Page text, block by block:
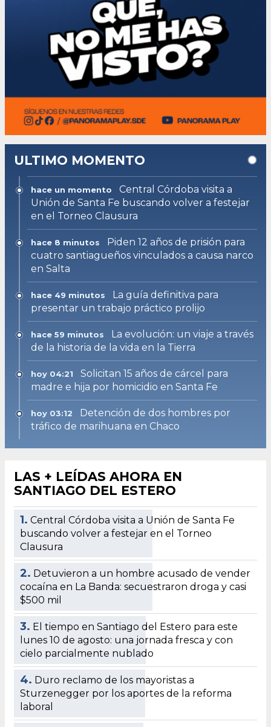
ULTIMO MOMENTO
hace un momento
Central Córdoba visita a
Unión de Santa Fe buscando volver a festejar
en el Torneo Clausura
hace 8 minutos
Piden 12 años de prisión para
cuatro santiagueños vinculados a causa narco
en Salta
hace 49 minutos
La guía definitiva para
presentar un trabajo práctico prolijo
hace 59 minutos
La evolución: un viaje a través
de la historia de la vida en la Tierra
hoy 04:21
Solicitan 15 años de cárcel para
madre e hija por homicidio en Santa Fe
hoy 03:12
Detención de dos hombres por
tráfico de marihuana en Chaco
LAS + LEÍDAS AHORA EN
SANTIAGO DEL ESTERO
1. Central Córdoba visita a Unión de Santa Fe
buscando volver a festejar en el Torneo
Clausura
2. Detuvieron a un hombre acusado de vender
cocaína en La Banda: secuestraron droga y casi
$500 mil
3. El tiempo en Santiago del Estero para este
lunes 10 de agosto: una jornada fresca y con
cielo parcialmente nublado
4. Duro reclamo de los mayoristas a
Sturzenegger por los aportes de la reforma
laboral